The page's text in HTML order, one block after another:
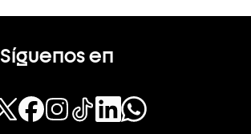
Síguenos en